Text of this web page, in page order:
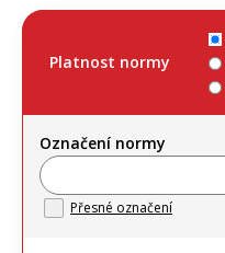
Platnost normy
Označení normy
Přesné označení